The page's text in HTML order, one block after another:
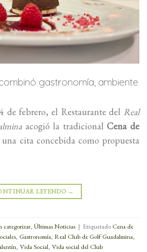
gastronomía, ambiente
de febrero, el Restaurante del Real
acogió la tradicionalCena de
cita concebida como propuesta
LEYENDO →
categorizar, Últimas Noticias | Etiquetado Cena de
, Gastronomía, Real Club de Golf Guadalmina,
, Vida Social, Vida social del Club